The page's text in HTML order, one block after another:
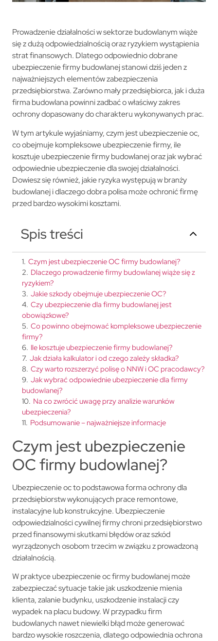
Prowadzenie działalności w sektorze budowlanym wiąże
się z dużą odpowiedzialnością oraz ryzykiem wystąpienia
strat finansowych. Dlatego odpowiednio dobrane
ubezpieczenie firmy budowlanej stanowi dziś jeden z
najważniejszych elementów zabezpieczenia
przedsiębiorstwa. Zarówno mały przedsiębiorca, jak i duża
firma budowlana powinni zadbać o właściwy zakres
ochrony dopasowany do charakteru wykonywanych prac.
W tym artykule wyjaśniamy, czym jest ubezpieczenie oc,
co obejmuje kompleksowe ubezpieczenie firmy, ile
kosztuje ubezpieczenie firmy budowlanej oraz jak wybrać
odpowiednie ubezpieczenie dla swojej działalności.
Dowiesz się również, jakie ryzyka występują w branży
budowlanej i dlaczego dobra polisa może ochronić firmę
przed bardzo wysokimi kosztami.
Spis treści
1. Czym jest ubezpieczenie OC firmy budowlanej?
2. Dlaczego prowadzenie firmy budowlanej wiąże się z
ryzykiem?
3. Jakie szkody obejmuje ubezpieczenie OC?
4. Czy ubezpieczenie dla firmy budowlanej jest
obowiązkowe?
5. Co powinno obejmować kompleksowe ubezpieczenie
firmy?
6. Ile kosztuje ubezpieczenie firmy budowlanej?
7. Jak działa kalkulator i od czego zależy składka?
8. Czy warto rozszerzyć polisę o NNW i OC pracodawcy?
9. Jak wybrać odpowiednie ubezpieczenie dla firmy
budowlanej?
10. Na co zwrócić uwagę przy analizie warunków
ubezpieczenia?
11. Podsumowanie – najważniejsze informacje
Czym jest ubezpieczenie
OC firmy budowlanej?
Ubezpieczenie oc to podstawowa forma ochrony dla
przedsiębiorstw wykonujących prace remontowe,
instalacyjne lub konstrukcyjne. Ubezpieczenie
odpowiedzialności cywilnej firmy chroni przedsiębiorstwo
przed finansowymi skutkami błędów oraz szkód
wyrządzonych osobom trzecim w związku z prowadzoną
działalnością.
W praktyce ubezpieczenie oc firmy budowlanej może
zabezpieczać sytuacje takie jak uszkodzenie mienia
klienta, zalanie budynku, uszkodzenie instalacji czy
wypadek na placu budowy. W przypadku firm
budowlanych nawet niewielki błąd może generować
bardzo wysokie roszczenia, dlatego odpowiednia ochrona